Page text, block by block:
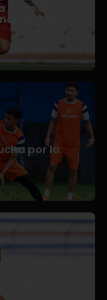
para el
en Liga
por la
su